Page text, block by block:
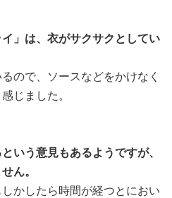
」は、衣がサクサクとしてい
ので、ソースなどをかけなく
じました。
いう意見もあるようですが、
ん。
かしたら時間が経つとにおい